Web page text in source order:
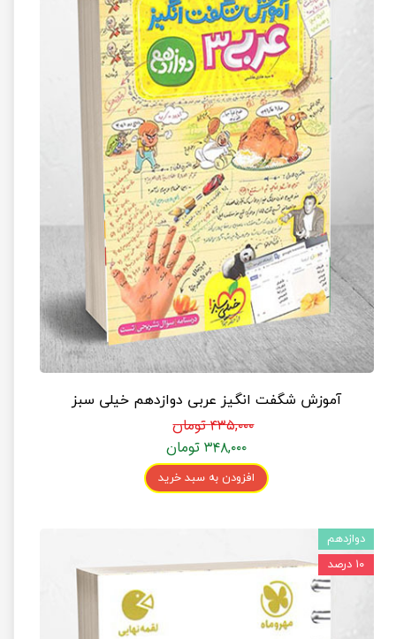
آموزش شگفت انگیز عربی دوازدهم خیلی سبز
۴۳۵,۰۰۰ تومان
۳۴۸,۰۰۰ تومان
افزودن به سبد خرید
دوازدهم
۱۰ درصد